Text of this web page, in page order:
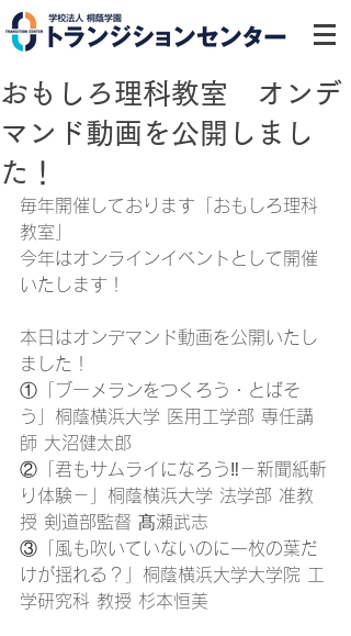
おもしろ理科教室 オンデ
マンド動画を公開しまし
た！
毎年開催しております「おもしろ理科
教室」
今年はオンラインイベントとして開催
いたします！
本日はオンデマンド動画を公開いたし
ました！
① 「ブーメランをつくろう・とばそ
う」桐蔭横浜大学 医用工学部 専任講
師 大沼健太郎
② 「君もサムライになろう‼－新聞紙斬
り体験－」桐蔭横浜大学 法学部 准教
授 剣道部監督 髙瀬武志
③ 「風も吹いていないのに一枚の葉だ
けが揺れる？」桐蔭横浜大学大学院 工
学研究科 教授 杉本恒美